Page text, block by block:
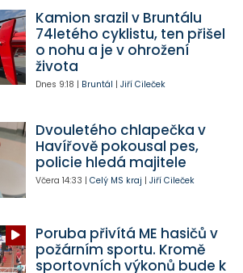
Kamion srazil v Bruntálu
74letého cyklistu, ten přišel
o nohu a je v ohrožení
života
Dnes 9:18 | Bruntál | Jiří Cileček
Dvouletého chlapečka v
Havířově pokousal pes,
policie hledá majitele
Včera 14:33 | Celý MS kraj | Jiří Cileček
Poruba přivítá ME hasičů v
požárním sportu. Kromě
sportovních výkonů bude k